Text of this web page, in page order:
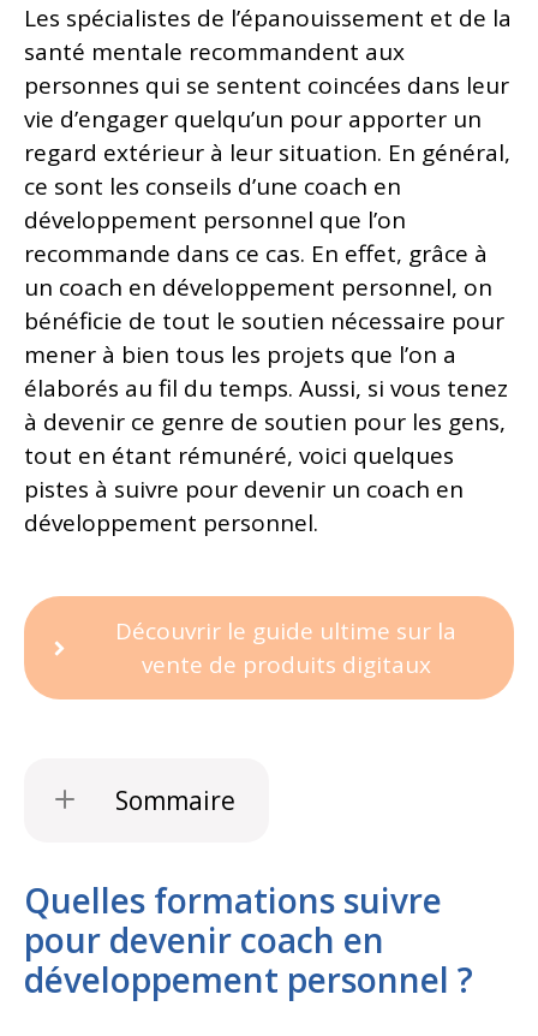
Les spécialistes de l’épanouissement et de la
santé mentale recommandent aux
personnes qui se sentent coincées dans leur
vie d’engager quelqu’un pour apporter un
regard extérieur à leur situation. En général,
ce sont les conseils d’une coach en
développement personnel que l’on
recommande dans ce cas. En effet, grâce à
un coach en développement personnel, on
bénéficie de tout le soutien nécessaire pour
mener à bien tous les projets que l’on a
élaborés au fil du temps. Aussi, si vous tenez
à devenir ce genre de soutien pour les gens,
tout en étant rémunéré, voici quelques
pistes à suivre pour devenir un coach en
développement personnel.
Découvrir le guide ultime sur la
vente de produits digitaux
Sommaire
Quelles formations suivre
pour devenir coach en
développement personnel ?